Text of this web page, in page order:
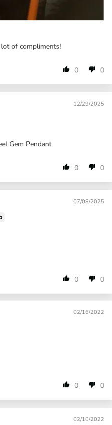
of compliments!
0 0
12/29/2025
Gem Pendant
0 0
07/08/2025
0 0
02/16/2022
0 0
02/10/2022